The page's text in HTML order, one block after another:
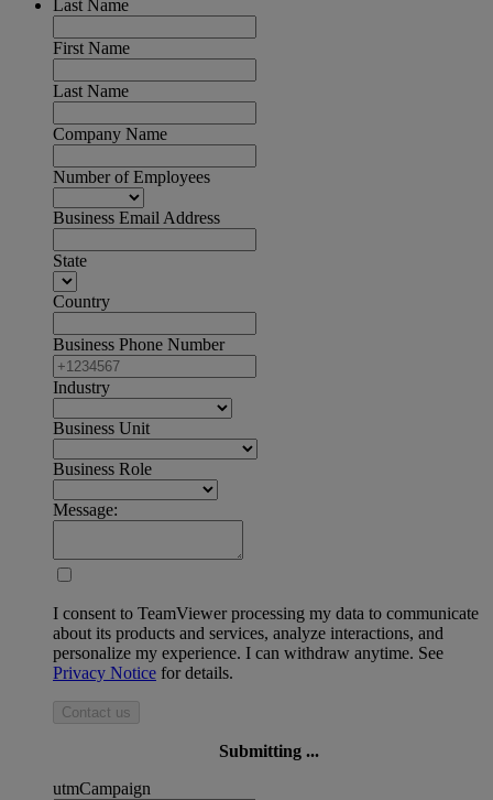
Last Name
First Name
Last Name
Company Name
Number of Employees
Business Email Address
State
Country
Business Phone Number
Industry
Business Unit
Business Role
Message:
I consent to TeamViewer processing my data to communicate
about its products and services, analyze interactions, and
personalize my experience. I can withdraw anytime. See
Privacy Notice for details.
Contact us
Submitting ...
utmCampaign